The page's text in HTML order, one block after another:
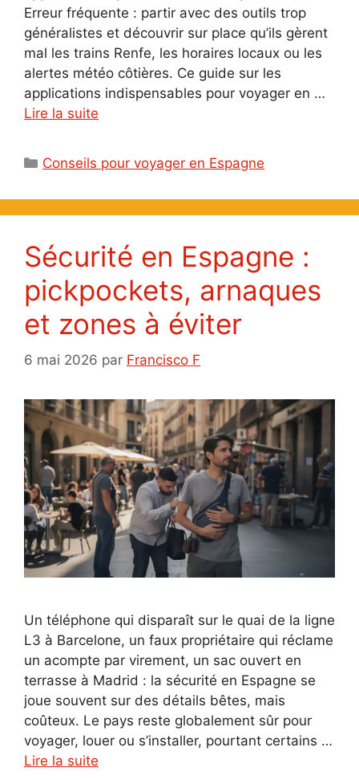
Erreur fréquente : partir avec des outils trop
généralistes et découvrir sur place qu’ils gèrent
mal les trains Renfe, les horaires locaux ou les
alertes météo côtières. Ce guide sur les
applications indispensables pour voyager en …
Lire la suite
Catégories
Conseils pour voyager en Espagne
Sécurité en Espagne :
pickpockets, arnaques
et zones à éviter
6 mai 2026 par Francisco F
Un téléphone qui disparaît sur le quai de la ligne
L3 à Barcelone, un faux propriétaire qui réclame
un acompte par virement, un sac ouvert en
terrasse à Madrid : la sécurité en Espagne se
joue souvent sur des détails bêtes, mais
coûteux. Le pays reste globalement sûr pour
voyager, louer ou s’installer, pourtant certains …
Lire la suite